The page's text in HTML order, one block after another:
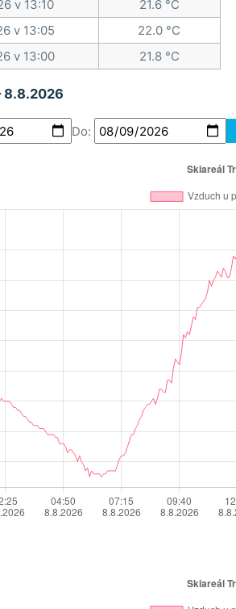
v 13:10
21.6 °C
v 13:05
22.0 °C
v 13:00
21.8 °C
8.8.2026
Do: